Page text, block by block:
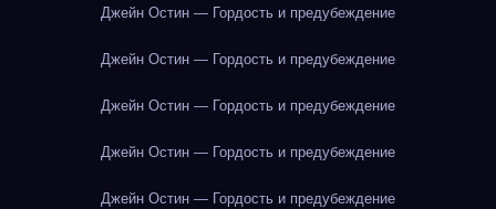
Джейн Остин — Гордость и предубеждение
Джейн Остин — Гордость и предубеждение
Джейн Остин — Гордость и предубеждение
Джейн Остин — Гордость и предубеждение
Джейн Остин — Гордость и предубеждение